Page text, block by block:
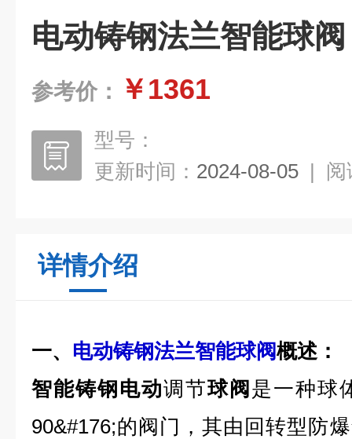
电动铸钢法兰智能球阀
参考价： ￥1361
型号：
更新时间： 2024-08-05 | 阅
详情介绍
一、 电动铸钢法兰智能球阀概述：
智能铸钢电动调节球阀 是一种球
90&#176;的阀门，其由回转型防